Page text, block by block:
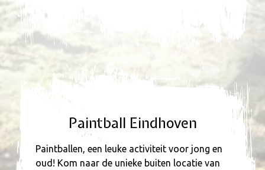
Paintball Eindhoven
Paintballen, een leuke activiteit voor jong en
oud! Kom naar de unieke buiten locatie van